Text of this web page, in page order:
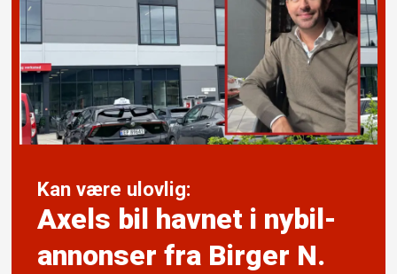
Kan være ulovlig:
Axels bil havnet i nybil­
annonser fra Birger N.